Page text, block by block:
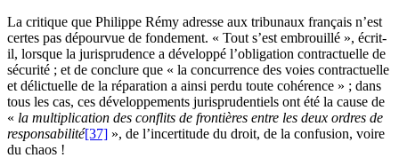
La critique que Philippe Rémy adresse aux tribunaux français n’est
certes pas dépourvue de fondement. « Tout s’est embrouillé », écrit-
il, lorsque la jurisprudence a développé l’obligation contractuelle de
sécurité ; et de conclure que « la concurrence des voies contractuelle
et délictuelle de la réparation a ainsi perdu toute cohérence » ; dans
tous les cas, ces développements jurisprudentiels ont été la cause de
« la multiplication des conflits de frontières entre les deux ordres de
responsabilité[37] », de l’incertitude du droit, de la confusion, voire
du chaos !